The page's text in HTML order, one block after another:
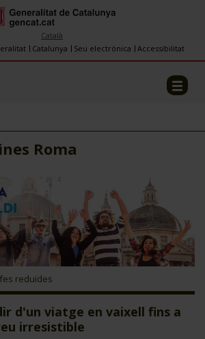
Català
Catalunya Seu electrònica Accessibilitat
INFORMACIÓ
FES-TE EL CJ
COL·LABORADORS
CJ ADOLESCENTS
CJ EMANCIPACIÓ
CJ SALUT
CJ INTERNACIONAL
CJ LOCAL
Roma
reduïdes
d'un viatge en vaixell fins a
irresistible